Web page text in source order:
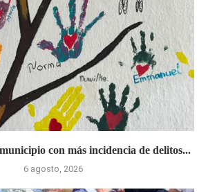
con más incidencia de delitos...
6 agosto, 2026